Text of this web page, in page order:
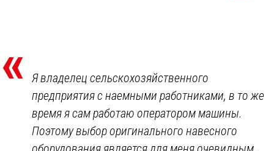
«
Я владелец сельскохозяйственного
предприятия с наемными работниками, в то же
время я сам работаю оператором машины.
Поэтому выбор оригинального навесного